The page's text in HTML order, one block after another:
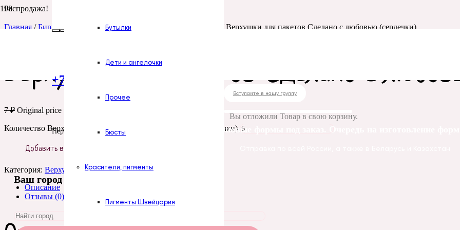
+7 (922) 300-51-06
Пермь
Бутылки
Дети и ангелочки
Прочее
Бюсты
Красители, пигменты
Пигменты Швейцария
Вступайте в нашу группу
Вы отложилиТовар в свою корзину.
Все силиконовые формы под заказ. Очередь на изготовление форм
Ваш город
Распродажа!
Главная /Бирки, открытки, этикетки / Верхушки для пакетов Сделано с любовью (сердечки)
Верхушки для пакетов Сделано с
7₽ Original price was: 7 ₽.
Количество Верхушки для пакетов Сделано с любовью (сердечки)
Добавить в корзину
Категория: Верхушки для пакетов
Описание
Отзывы (0)